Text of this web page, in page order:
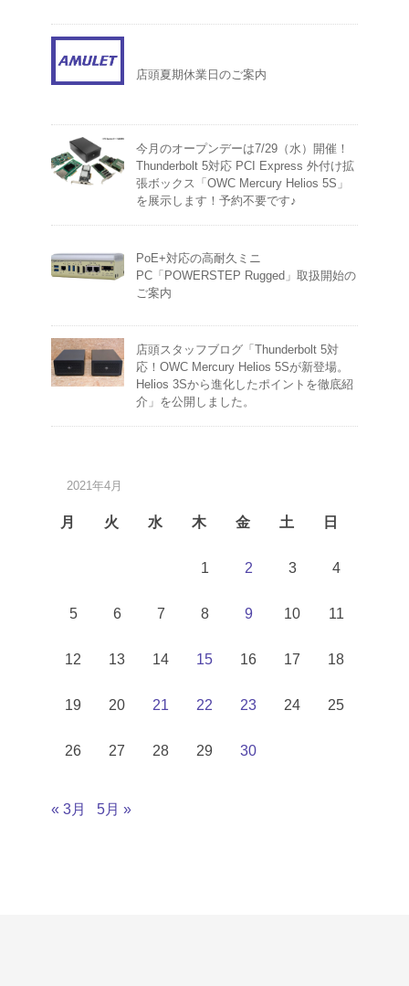
店頭夏期休業日のご案内
今月のオープンデーは7/29（水）開催！
Thunderbolt 5対応 PCI Express 外付け拡
張ボックス「OWC Mercury Helios 5S」
を展示します！予約不要です♪
PoE+対応の高耐久ミニ
PC「POWERSTEP Rugged」取扱開始の
ご案内
店頭スタッフブログ「Thunderbolt 5対
応！OWC Mercury Helios 5Sが新登場。
Helios 3Sから進化したポイントを徹底紹
介」を公開しました。
2021年4月
月 火 水 木 金 土 日
1 2 3 4
5 6 7 8 9 10 11
12 13 14 15 16 17 18
19 20 21 22 23 24 25
26 27 28 29 30
« 3月 5月 »